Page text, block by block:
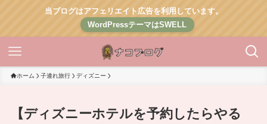
当ブログはアフェリエイト広告を利用しています。
WordPressテーマはSWELL
ホーム 子連れ旅行 ディズニー
【ディズニーホテルを予約したらやる